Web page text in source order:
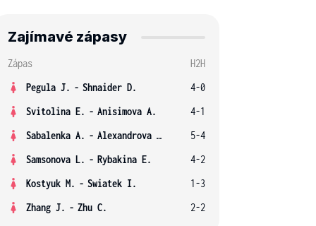
Zajímavé zápasy
Zápas
H2H
Pegula J. - Shnaider D.
4-0
Svitolina E. - Anisimova A.
4-1
Sabalenka A. - Alexandrova E.
5-4
Samsonova L. - Rybakina E.
4-2
Kostyuk M. - Swiatek I.
1-3
Zhang J. - Zhu C. 2-2